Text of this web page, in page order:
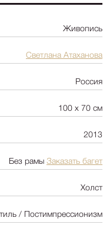
Цветы
NY2025
Пейзаж
Люди
Абстракция
Pop Art
Живопись
Светлана Атаханова
Россия
100 х 70 см
2013
Без рамы Заказать багет
Холст
/ Постимпрессионизм